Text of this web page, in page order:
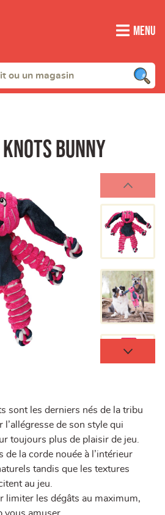
Menu
Knots Bunny
sont les derniers nés de la tribu
de son style qui
toujours plus de plaisir de jeu.
de la corde nouée à l’intérieur
tandis que les textures
au jeu.
limiter les dégâts au maximum,